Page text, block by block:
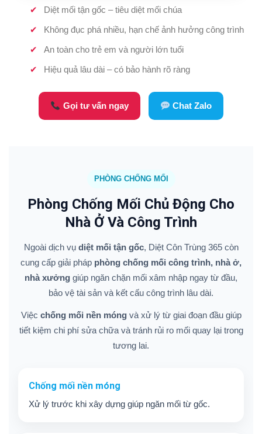
Diệt mối tận gốc – tiêu diệt mối chúa
Không đục phá nhiều, hạn chế ảnh hưởng công trình
An toàn cho trẻ em và người lớn tuổi
Hiệu quả lâu dài – có bảo hành rõ ràng
Gọi tư vấn ngay Chat Zalo
PHÒNG CHỐNG MỐI
Phòng Chống Mối Chủ Động Cho
Nhà Ở Và Công Trình
Ngoài dịch vụ diệt mối tận gốc, Diệt Côn Trùng 365 còn
cung cấp giải pháp phòng chống mối công trình, nhà ở,
nhà xưởng giúp ngăn chặn mối xâm nhập ngay từ đầu,
bảo vệ tài sản và kết cấu công trình lâu dài.
Việc chống mối nền móngvà xử lý từ giai đoạn đầu giúp
tiết kiệm chi phí sửa chữa và tránh rủi ro mối quay lại trong
tương lai.
Chống mối nền móng
Xử lý trước khi xây dựng giúp ngăn mối từ gốc.